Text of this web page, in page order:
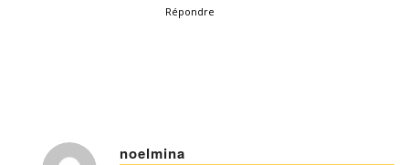
Répondre
noelmina